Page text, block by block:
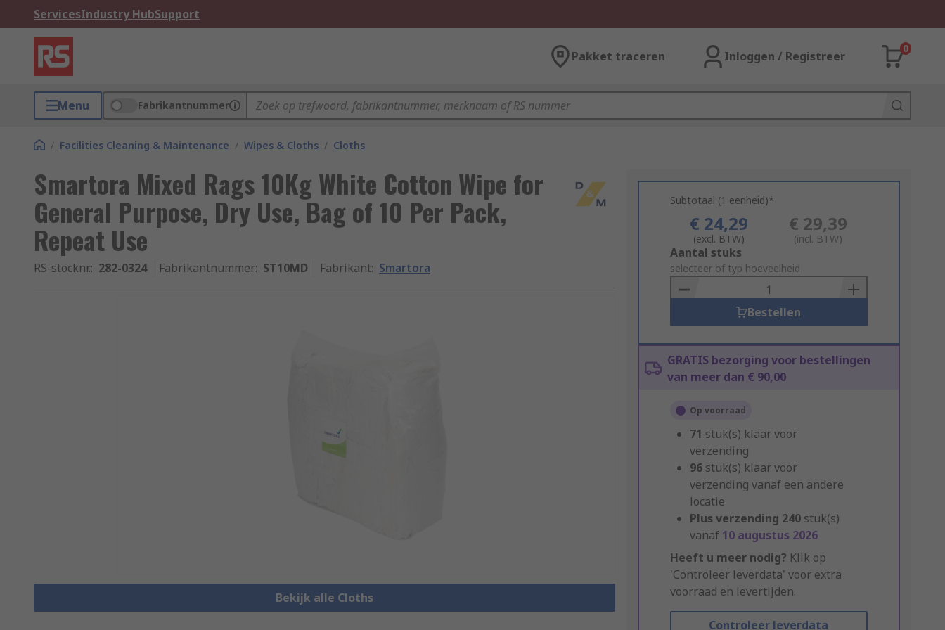
ServicesIndustry HubSupport
Pakket traceren Inloggen / Registreer
0
Menu Fabrikantnummer
/ Facilities Cleaning & Maintenance / Wipes & Cloths / Cloths
Smartora Mixed Rags 10Kg White Cotton Wipe for
General Purpose, Dry Use, Bag of 10 Per Pack,
Repeat Use
RS-stocknr.: 282-0324 Fabrikantnummer: ST10MD Fabrikant: Smartora
Bekijk alle Cloths
Subtotaal (1 eenheid)*
€ 24,29
(excl. BTW)
€ 29,39
(incl. BTW)
Add
to
Basket
Aantal stuks
selecteer of typ hoeveelheid
Bestellen
GRATIS bezorging voor bestellingen
van meer dan € 90,00
Op voorraad
71 stuk(s) klaar voor
verzending
96 stuk(s) klaar voor
verzending vanaf een andere
locatie
Plus verzending 240 stuk(s)
vanaf 10 augustus 2026
Heeft u meer nodig? Klik op
'Controleer leverdata' voor extra
voorraad en levertijden.
Controleer leverdata